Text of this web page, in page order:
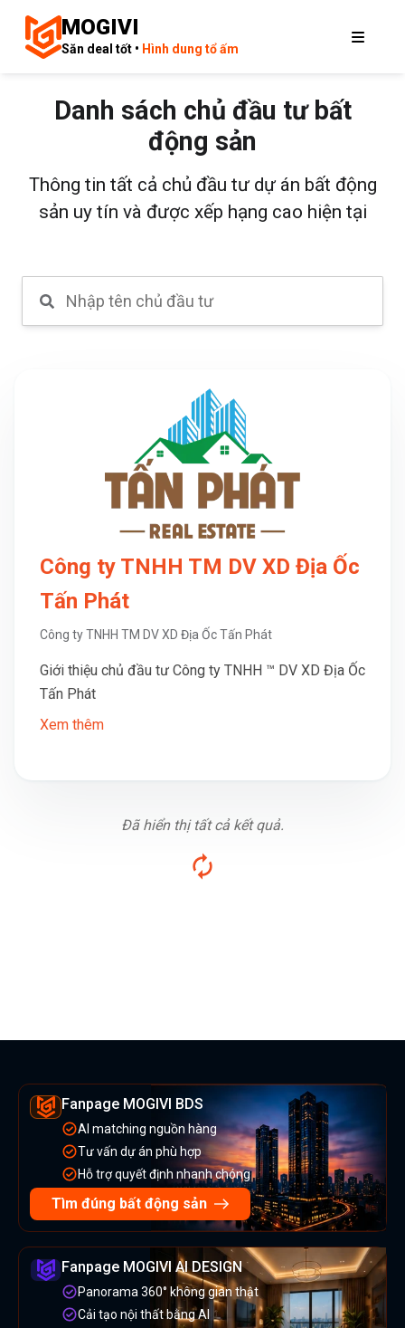
MOGIVI
Săn deal tốt • Hình dung tổ ấm
Danh sách chủ đầu tư bất
động sản
Thông tin tất cả chủ đầu tư dự án bất động
sản uy tín và được xếp hạng cao hiện tại
Công ty TNHH TM DV XD Địa Ốc
Tấn Phát
Công ty TNHH TM DV XD Địa Ốc Tấn Phát
Giới thiệu chủ đầu tư Công ty TNHH ™ DV XD Địa Ốc
Tấn Phát
Xem thêm
Đã hiển thị tất cả kết quả.
Fanpage MOGIVI BDS
AI matching nguồn hàng
Tư vấn dự án phù hợp
Hỗ trợ quyết định nhanh chóng
Tìm đúng bất động sản
Fanpage MOGIVI AI DESIGN
Panorama 360° không gian thật
Cải tạo nội thất bằng AI